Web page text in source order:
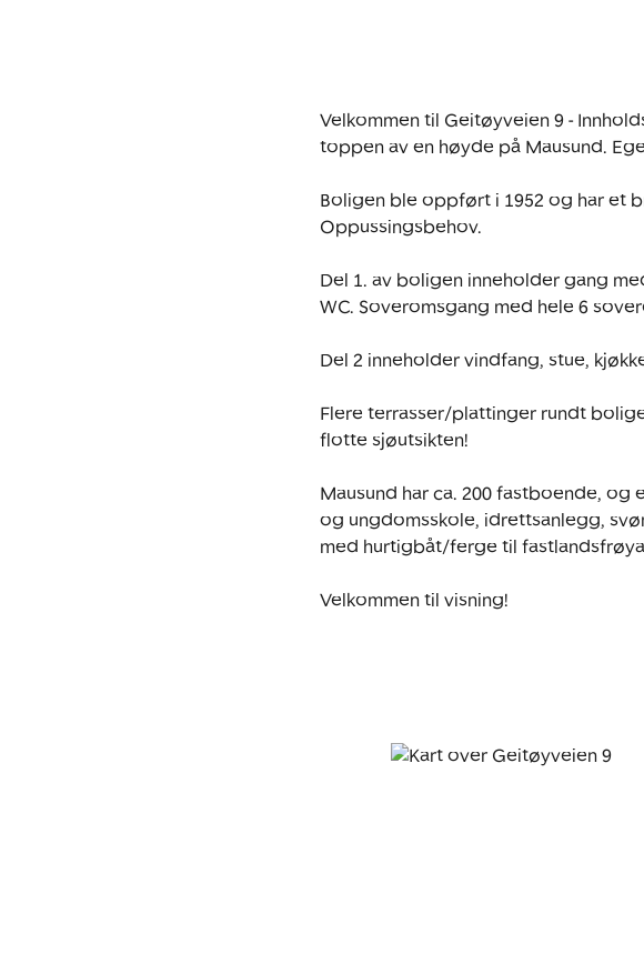
Velkommen til Geitøyveien 9 -
toppen av en høyde på Mausund.
Boligen ble oppført i 1952 og har et
Oppussingsbehov.
Del 1. av boligen inneholder gang
WC. Soveromsgang med hele 6
Del 2 inneholder vindfang, stue,
Flere terrasser/plattinger rundt
flotte sjøutsikten!
Mausund har ca. 200 fastboende,
og ungdomsskole, idrettsanlegg,
med hurtigbåt/ferge til
Velkommen til visning!